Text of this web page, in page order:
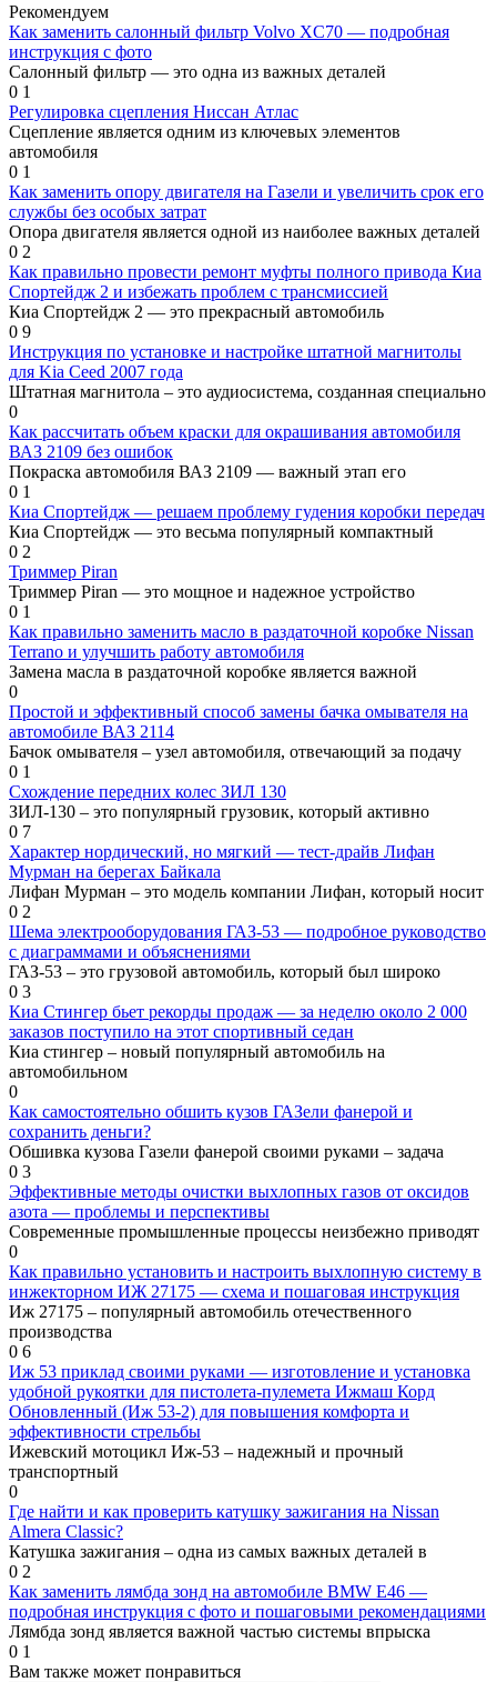
Рекомендуем
Как заменить салонный фильтр Volvo XC70 — подробная
инструкция с фото
Салонный фильтр — это одна из важных деталей
0 1
Регулировка сцепления Ниссан Атлас
Сцепление является одним из ключевых элементов
автомобиля
0 1
Как заменить опору двигателя на Газели и увеличить срок его
службы без особых затрат
Опора двигателя является одной из наиболее важных деталей
0 2
Как правильно провести ремонт муфты полного привода Киа
Спортейдж 2 и избежать проблем с трансмиссией
Киа Спортейдж 2 — это прекрасный автомобиль
0 9
Инструкция по установке и настройке штатной магнитолы
для Kia Ceed 2007 года
Штатная магнитола – это аудиосистема, созданная специально
0
Как рассчитать объем краски для окрашивания автомобиля
ВАЗ 2109 без ошибок
Покраска автомобиля ВАЗ 2109 — важный этап его
0 1
Киа Спортейдж — решаем проблему гудения коробки передач
Киа Спортейдж — это весьма популярный компактный
0 2
Триммер Piran
Триммер Piran — это мощное и надежное устройство
0 1
Как правильно заменить масло в раздаточной коробке Nissan
Terrano и улучшить работу автомобиля
Замена масла в раздаточной коробке является важной
0
Простой и эффективный способ замены бачка омывателя на
автомобиле ВАЗ 2114
Бачок омывателя – узел автомобиля, отвечающий за подачу
0 1
Схождение передних колес ЗИЛ 130
ЗИЛ-130 – это популярный грузовик, который активно
0 7
Характер нордический, но мягкий — тест-драйв Лифан
Мурман на берегах Байкала
Лифан Мурман – это модель компании Лифан, который носит
0 2
Шема электрооборудования ГАЗ-53 — подробное руководство
с диаграммами и объяснениями
ГАЗ-53 – это грузовой автомобиль, который был широко
0 3
Киа Стингер бьет рекорды продаж — за неделю около 2 000
заказов поступило на этот спортивный седан
Киа стингер – новый популярный автомобиль на
автомобильном
0
Как самостоятельно обшить кузов ГАЗели фанерой и
сохранить деньги?
Обшивка кузова Газели фанерой своими руками – задача
0 3
Эффективные методы очистки выхлопных газов от оксидов
азота — проблемы и перспективы
Современные промышленные процессы неизбежно приводят
0
Как правильно установить и настроить выхлопную систему в
инжекторном ИЖ 27175 — схема и пошаговая инструкция
Иж 27175 – популярный автомобиль отечественного
производства
0 6
Иж 53 приклад своими руками — изготовление и установка
удобной рукоятки для пистолета-пулемета Ижмаш Корд
Обновленный (Иж 53-2) для повышения комфорта и
эффективности стрельбы
Ижевский мотоцикл Иж-53 – надежный и прочный
транспортный
0
Где найти и как проверить катушку зажигания на Nissan
Almera Classic?
Катушка зажигания – одна из самых важных деталей в
0 2
Как заменить лямбда зонд на автомобиле BMW E46 —
подробная инструкция с фото и пошаговыми рекомендациями
Лямбда зонд является важной частью системы впрыска
0 1
Вам также может понравиться